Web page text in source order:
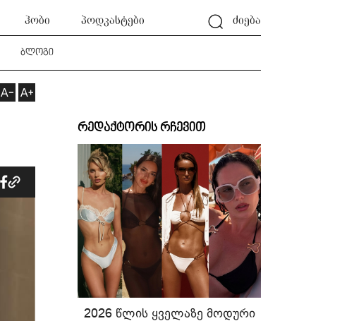
ჰობი პოდკასტები ძიება
ბლოგი
რედაქტორის რჩევით
2026 წლის ყველაზე მოდური